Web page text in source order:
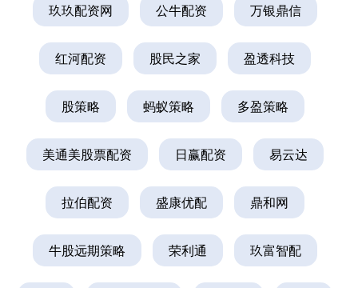
玖玖配资网 公牛配资 万银鼎信
红河配资 股民之家 盈透科技
股策略 蚂蚁策略 多盈策略
美通美股票配资 日赢配资 易云达
拉伯配资 盛康优配 鼎和网
牛股远期策略 荣利通 玖富智配